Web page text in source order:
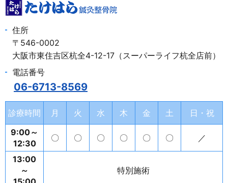
住所
〒546-0002
大阪市東住吉区杭全4-12-17（スーパーライフ杭全店前）
電話番号
06-6713-8569
診療時間 月 火 水 木 金 土
日・祝
9:00～
12:30
〇 〇 〇 〇 〇 〇 ／
13:00
～
特別施術